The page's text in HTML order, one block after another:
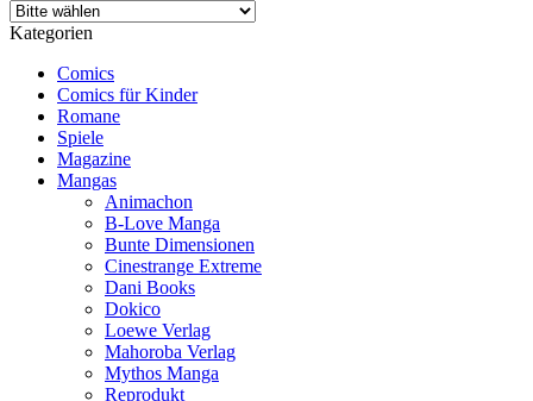
Kategorien
Comics
Comics für Kinder
Romane
Spiele
Magazine
Mangas
Animachon
B-Love Manga
Bunte Dimensionen
Cinestrange Extreme
Dani Books
Dokico
Loewe Verlag
Mahoroba Verlag
Mythos Manga
Reprodukt